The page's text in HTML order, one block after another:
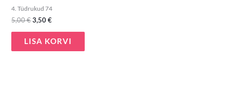
4. Tüdrukud 74
5,00€3,50€
LISA KORVI